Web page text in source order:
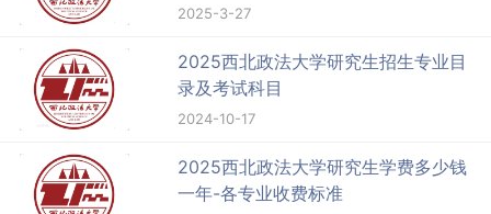
2025-3-27
2025西北政法大学研究生招生专业目
录及考试科目
2024-10-17
2025西北政法大学研究生学费多少钱
一年-各专业收费标准